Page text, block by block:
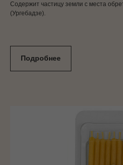
Содержит частицу земли с места
(Ургебадзе).
Подробнее